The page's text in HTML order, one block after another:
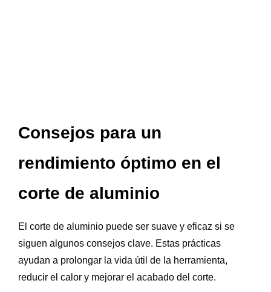
Consejos para un
rendimiento óptimo en el
corte de aluminio
El corte de aluminio puede ser suave y eficaz si se
siguen algunos consejos clave. Estas prácticas
ayudan a prolongar la vida útil de la herramienta,
reducir el calor y mejorar el acabado del corte.